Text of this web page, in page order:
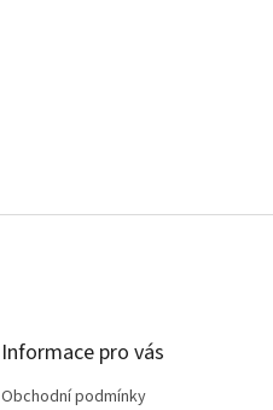
Informace pro vás
Obchodní podmínky